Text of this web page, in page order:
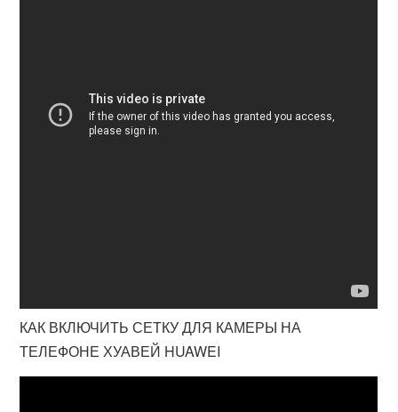
КАК ВКЛЮЧИТЬ СЕТКУ ДЛЯ КАМЕРЫ НА
ТЕЛЕФОНЕ ХУАВЕЙ HUAWEI